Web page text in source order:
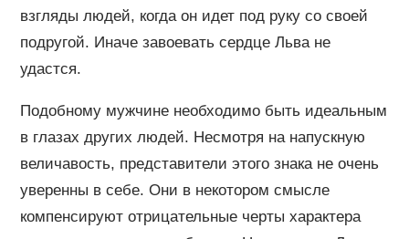
взгляды людей, когда он идет под руку со своей
подругой. Иначе завоевать сердце Льва не
удастся.
Подобному мужчине необходимо быть идеальным
в глазах других людей. Несмотря на напускную
величавость, представители этого знака не очень
уверенны в себе. Они в некотором смысле
компенсируют отрицательные черты характера